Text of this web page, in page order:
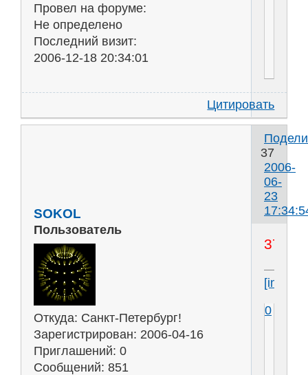
Провел на форуме:
Не определено
Последний визит:
2006-12-18 20:34:01
Цитировать
37
2006-
06-
23
SOKOL
Пользователь
Откуда: Санкт-Петербург!
Зарегистрирован: 2006-04-16
Приглашений: 0
Сообщений: 851
37
0